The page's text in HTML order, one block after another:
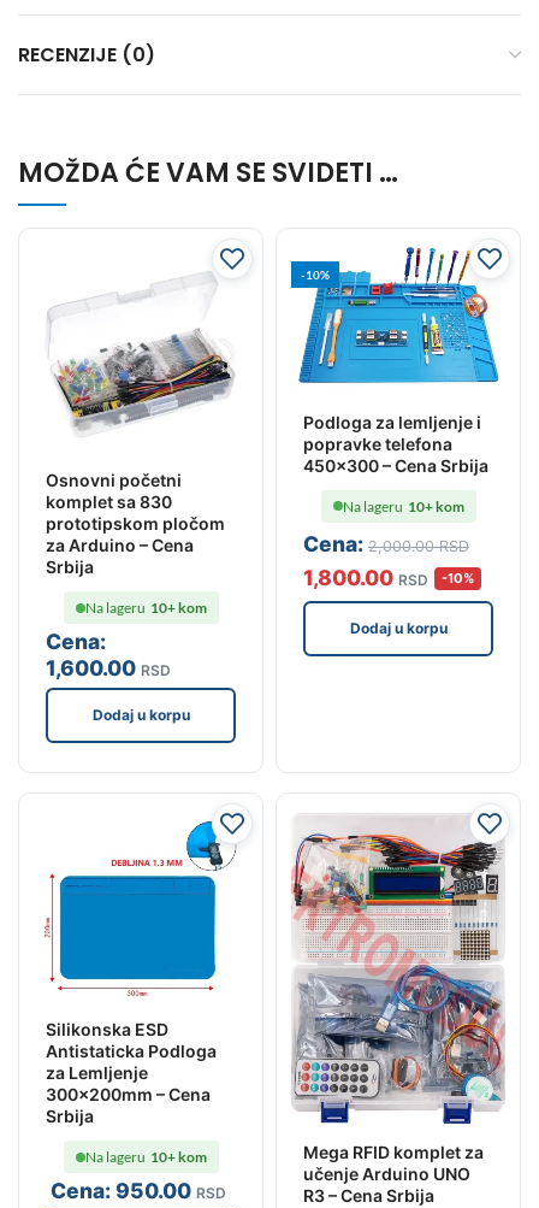
RECENZIJE (0)
MOŽDA ĆE VAM SE SVIDETI …
Osnovni početni
komplet sa 830
prototipskom pločom
za Arduino – Cena
Srbija
Cena:
1,600.00 RSD
Na lageru 10+ kom
Dodaj u korpu
-10%
Podloga za lemljenje i
popravke telefona
450×300 – Cena Srbija
Cena: 2,000.00 RSD
1,800.00 RSD -10%
Na lageru 10+ kom
Dodaj u korpu
Silikonska ESD
Antistaticka Podloga
za Lemljenje
300x200mm – Cena
Srbija
Cena:950.00 RSD
Na lageru 10+ kom
Mega RFID komplet za
učenje Arduino UNO
R3 – Cena Srbija